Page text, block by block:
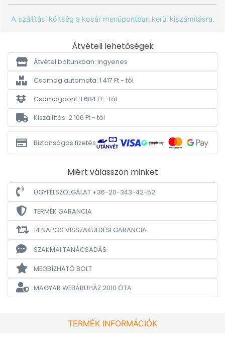
A szállítási költség a kosár menüpontban kerül kiszámításra.
Átvételi lehetőségek
Átvétel boltunkban: ingyenes
Csomag automata: 1 417 Ft - tól
Csomagpont: 1 684 Ft - tól
Kiszállítás: 2 106 Ft - tól
Biztonságos fizetés
Miért válasszon minket
ÜGYFÉLSZOLGÁLAT +36-20-343-42-52
TERMÉK GARANCIA
14 NAPOS VISSZAKÜLDÉSI GARANCIA
SZAKMAI TANÁCSADÁS
MEGBÍZHATÓ BOLT
MAGYAR WEBÁRUHÁZ2010 ÓTA
TERMÉK INFORMÁCIÓK